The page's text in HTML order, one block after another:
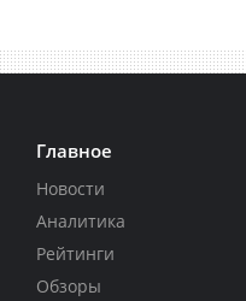
Главное
Новости
Аналитика
Рейтинги
Обзоры